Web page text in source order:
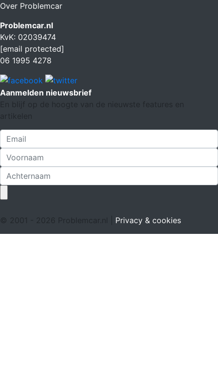
Over Problemcar
Problemcar.nl
KvK: 02039474
[email protected]
06 1995 4278
Aanmelden nieuwsbrief
En blijf op de hoogte van de nieuwste features en
artikelen
© 2001 - 2026 Problemcar.nl | Privacy & cookies